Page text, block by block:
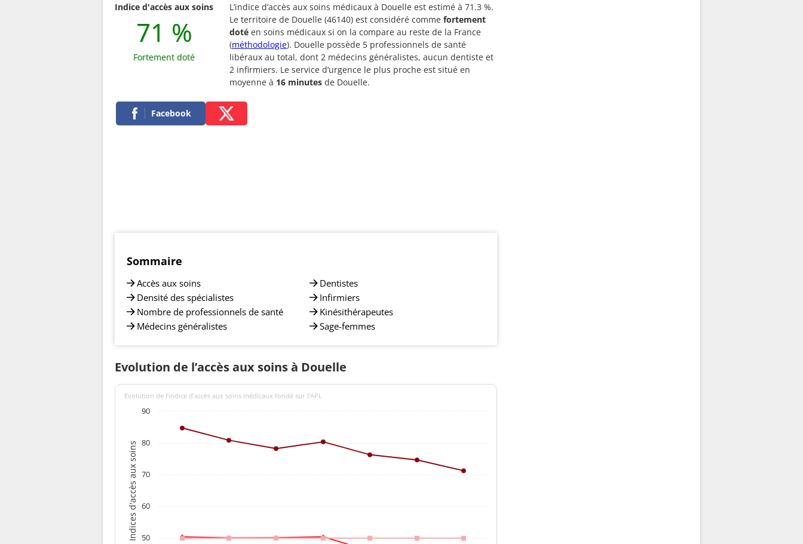
Indice d'accès aux soins
71 %
Fortement doté
L’indice d’accès aux soins médicaux à Douelle est estimé à 71.3 %.
Le territoire de Douelle (46140) est considéré comme fortement
doté en soins médicaux si on la compare au reste de la France
(méthodologie). Douelle possède 5 professionnels de santé
libéraux au total, dont 2 médecins généralistes, aucun dentiste et
2 infirmiers. Le service d’urgence le plus proche est situé en
moyenne à 16 minutes de Douelle.
Facebook
Sommaire
Accès aux soins
Densité des spécialistes
Nombre de professionnels de santé
Médecins généralistes
Dentistes
Infirmiers
Kinésithérapeutes
Sage-femmes
Evolution de l’accès aux soins à Douelle
Indices d'accès aux soins
Evolution de l’indice d’accès aux soins médicaux fondé sur l'APL
50
60
70
80
90